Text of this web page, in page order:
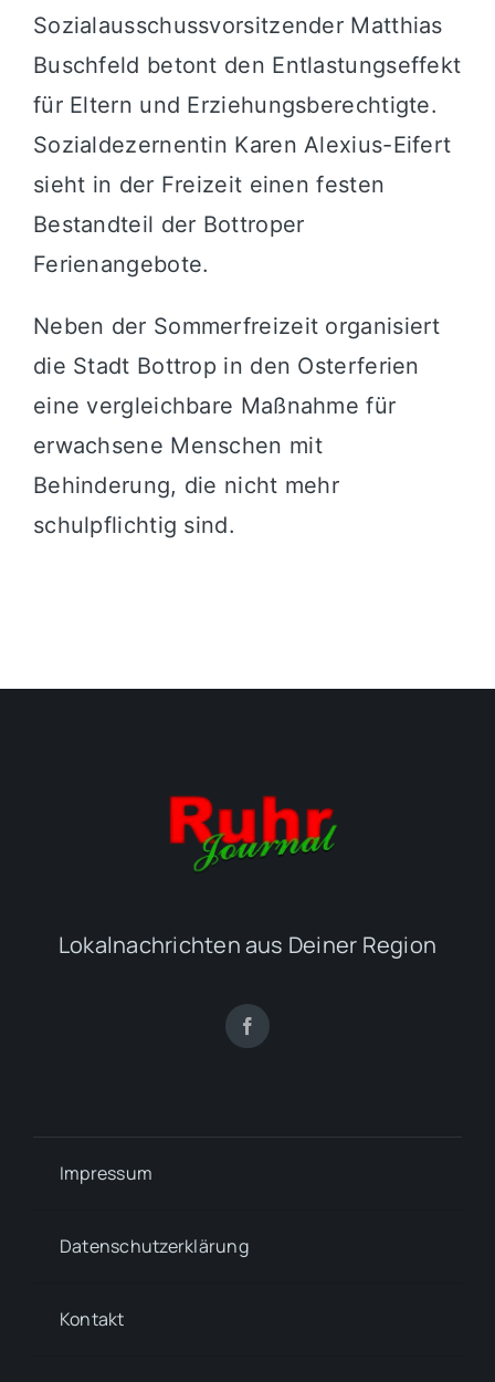
Sozialausschussvorsitzender Matthias
Buschfeld betont den Entlastungseffekt
für Eltern und Erziehungsberechtigte.
Sozialdezernentin Karen Alexius-Eifert
sieht in der Freizeit einen festen
Bestandteil der Bottroper
Ferienangebote.
Neben der Sommerfreizeit organisiert
die Stadt Bottrop in den Osterferien
eine vergleichbare Maßnahme für
erwachsene Menschen mit
Behinderung, die nicht mehr
schulpflichtig sind.
Lokalnachrichten aus Deiner Region
Impressum
Datenschutzerklärung
Kontakt